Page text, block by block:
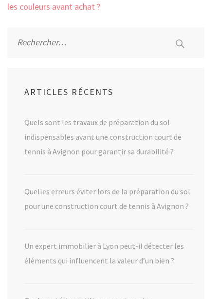
les couleurs avant achat ?
ARTICLES RÉCENTS
Quels sont les travaux de préparation du sol
indispensables avant une construction court de
tennis à Avignon pour garantir sa durabilité ?
Quelles erreurs éviter lors de la préparation du sol
pour une construction court de tennis à Avignon ?
Un expert immobilier à Lyon peut-il détecter les
éléments qui influencent la valeur d’un bien ?